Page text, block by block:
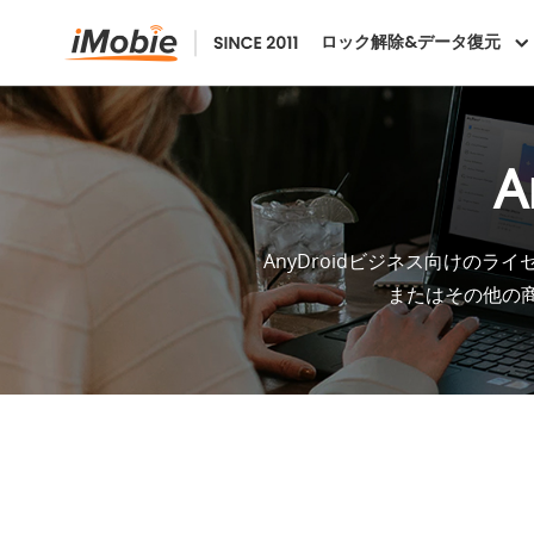
ロック解除&データ復元
AnyDroidビジネス向けのライ
またはその他の